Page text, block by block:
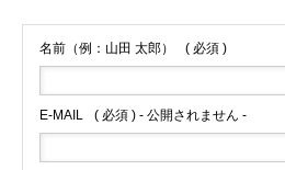
名前（例：山田 太郎） ( 必須 )
E-MAIL ( 必須 ) - 公開されません -